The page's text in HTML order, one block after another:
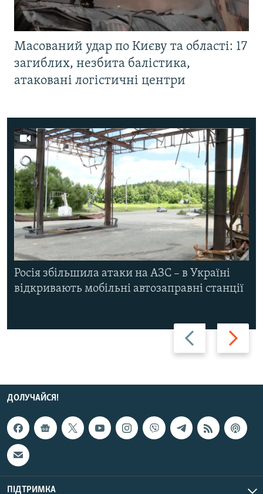
Масований удар по Києву та області: 17
загиблих, незбита балістика,
атаковані логістичні центри
Назад Вперед
Росія збільшила атаки на АЗС – в Україні
відкривають мобільні автозаправні станції
ДОЛУЧАЙСЯ!
ПІДТРИМКА